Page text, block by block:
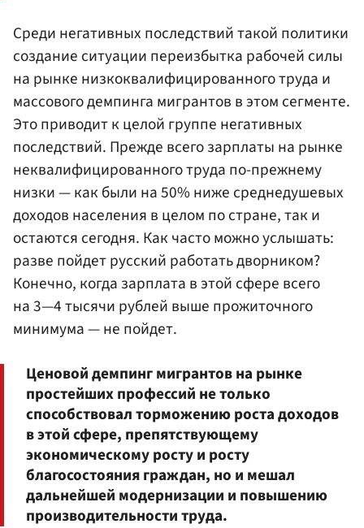
Среди негативных последствий такой политики
создание ситуации переизбытка рабочей силы
на рынке низкоквалифицированного труда и
массового демпинга мигрантов в этом сегменте.
Это приводит к целой группе негативных
последствий. Прежде всего зарплаты на рынке
неквалифицированного труда по-прежнему
низки — как были на 50% ниже среднедушевых
доходов населения в целом по стране, так и
остаются сегодня. Как часто можно услышать:
разве пойдет русский работать дворником?
Конечно, когда зарплата в этой сфере всего
на 3—4 тысячи рублей выше прожиточного
минимума — не пойдет.
Ценовой демпинг мигрантов на рынке
простейших профессий не только
способствовал торможению роста доходов
в этой сфере, препятствующему
экономическому росту и росту
благосостояния граждан, но и мешал
дальнейшей модернизации и повышению
производительности труда.